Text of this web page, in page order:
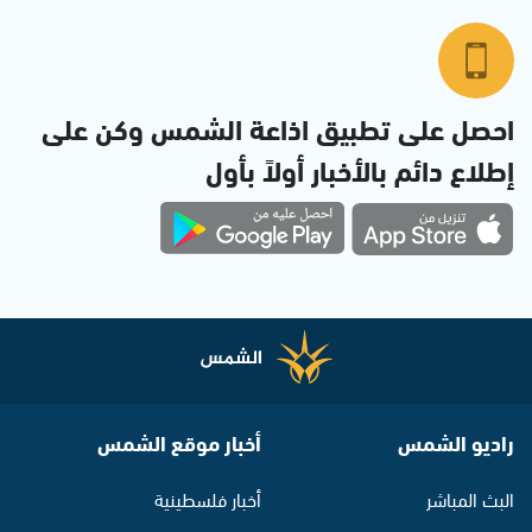
احصل على تطبيق اذاعة الشمس وكن على
إطلاع دائم بالأخبار أولاً بأول
راديو الشمس
البث المباشر
أخبار موقع الشمس
أخبار فلسطينية